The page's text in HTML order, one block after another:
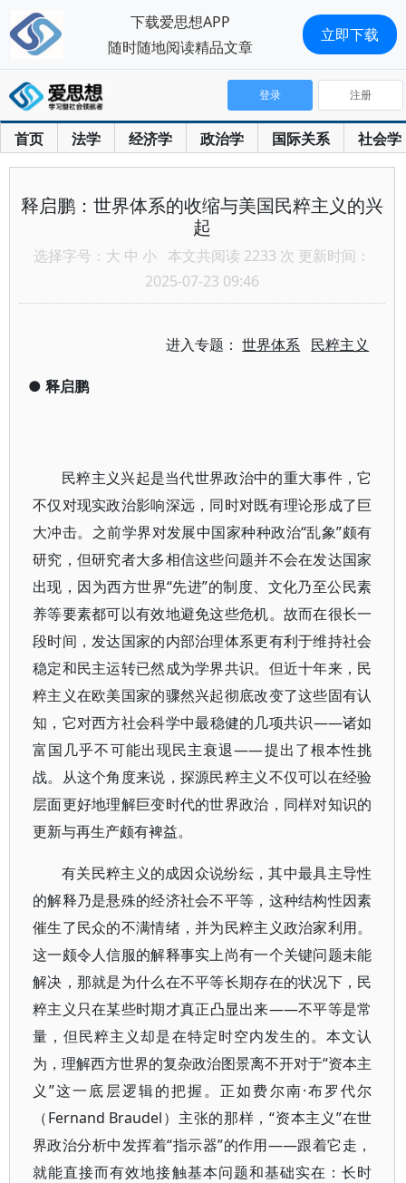
首页 法学 经济学 政治学 国际关系 社会学
登录 注册
释启鹏：世界体系的收缩与美国民粹主义的兴
起
选择字号： 大 中 小 本文共阅读 2233 次 更新时间：
2025-07-23 09:46
进入专题：世界体系 民粹主义
● 释启鹏
民粹主义兴起是当代世界政治中的重大事件，它
不仅对现实政治影响深远，同时对既有理论形成了巨
大冲击。之前学界对发展中国家种种政治“乱象”颇有
研究，但研究者大多相信这些问题并不会在发达国家
出现，因为西方世界“先进”的制度、文化乃至公民素
养等要素都可以有效地避免这些危机。故而在很长一
段时间，发达国家的内部治理体系更有利于维持社会
稳定和民主运转已然成为学界共识。但近十年来，民
粹主义在欧美国家的骤然兴起彻底改变了这些固有认
知，它对西方社会科学中最稳健的几项共识——诸如
富国几乎不可能出现民主衰退——提出了根本性挑
战。从这个角度来说，探源民粹主义不仅可以在经验
层面更好地理解巨变时代的世界政治，同样对知识的
更新与再生产颇有裨益。
有关民粹主义的成因众说纷纭，其中最具主导性
的解释乃是悬殊的经济社会不平等，这种结构性因素
催生了民众的不满情绪，并为民粹主义政治家利用。
这一颇令人信服的解释事实上尚有一个关键问题未能
解决，那就是为什么在不平等长期存在的状况下，民
粹主义只在某些时期才真正凸显出来——不平等是常
量，但民粹主义却是在特定时空内发生的。本文认
为，理解西方世界的复杂政治图景离不开对于“资本主
义”这一底层逻辑的把握。正如费尔南·布罗代尔
（Fernand Braudel）主张的那样，“资本主义”在世
界政治分析中发挥着“指示器”的作用——跟着它走，
就能直接而有效地接触基本问题和基础实在：长时
下载爱思想APP
随时随地阅读精品文章
立即下载